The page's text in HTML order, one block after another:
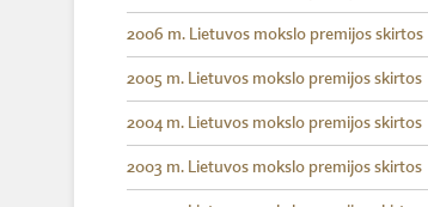
2006 m. Lietuvos mokslo premijos skirtos
2005 m. Lietuvos mokslo premijos skirtos
2004 m. Lietuvos mokslo premijos skirtos
2003 m. Lietuvos mokslo premijos skirtos